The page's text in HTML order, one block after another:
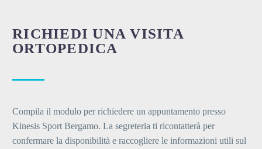
RICHIEDI UNA VISITA
ORTOPEDICA
Compila il modulo per richiedere un appuntamento presso
Kinesis Sport Bergamo. La segreteria ti ricontatterà per
confermare la disponibilità e raccogliere le informazioni utili sul